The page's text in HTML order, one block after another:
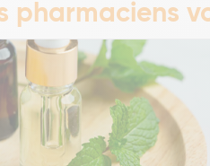
pharmaciens